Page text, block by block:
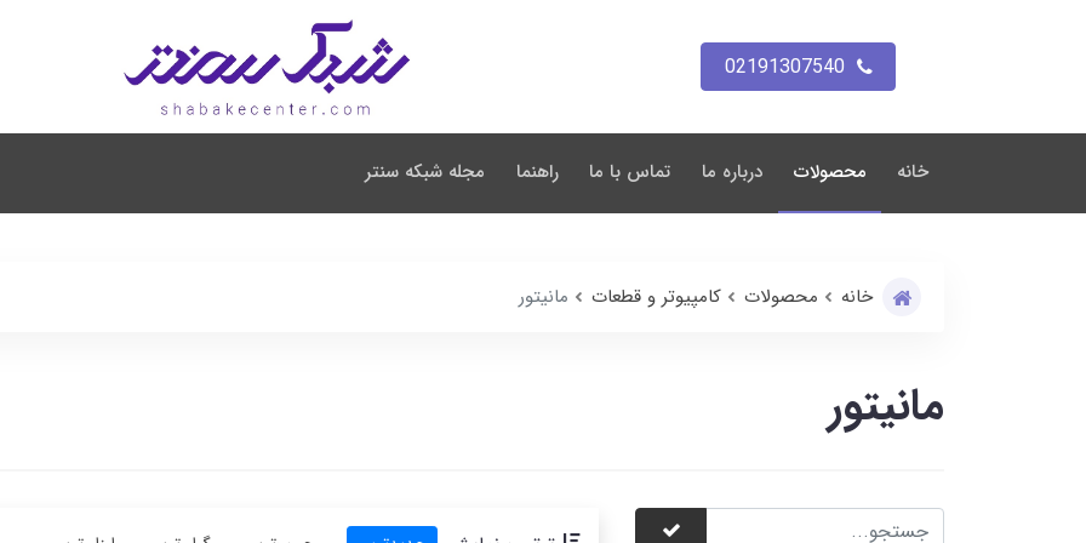
02191307540
خانه محصولات درباره ما تماس با ما راهنما مجله شبکه سنتر
خانه محصولات کامپیوتر و قطعات مانیتور
مانیتور